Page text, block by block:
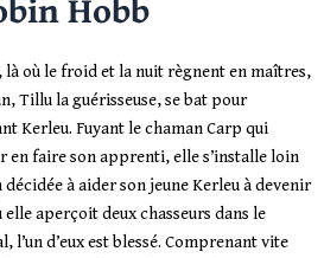
où le froid et la nuit règnent en maîtres,
Tillu la guérisseuse, se bat pour
Kerleu. Fuyant le chaman Carp qui
en faire son apprenti, elle s’installe loin
décidée à aider son jeune Kerleu à devenir
elle aperçoit deux chasseurs dans le
l’un d’eux est blessé. Comprenant vite